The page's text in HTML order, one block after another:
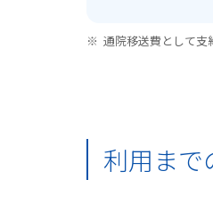
※ 通院移送費として支
利用まで